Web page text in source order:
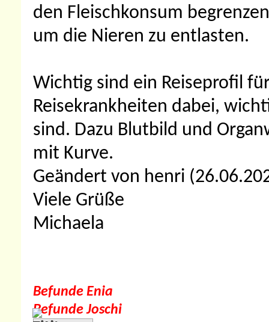
den Fleischkonsum
um die Nieren zu entlasten.
Wichtig sind ein Reiseprofil
Reisekrankheiten dabei,
sind. Dazu Blutbild und
mit Kurve.
Geändert von henri
Viele Grüße
Michaela
Befunde Enia
Befunde Joschi